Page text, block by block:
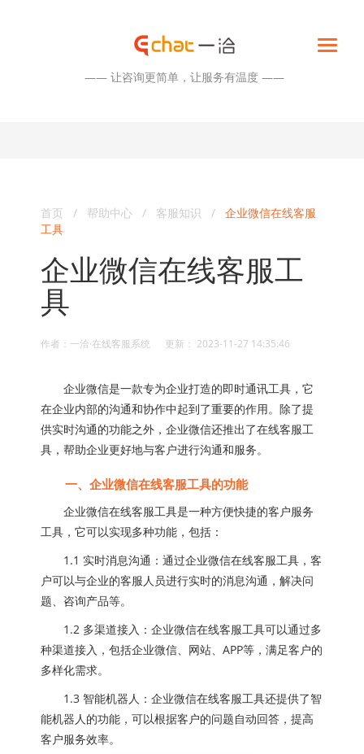
—— 让咨询更简单，让服务有温度 ——
首页 / 帮助中心 / 客服知识 / 企业微信在线客服
工具
企业微信在线客服工
具
作者：一洽·在线客服系统 更新： 2023-11-27 14:35:46
企业微信是一款专为企业打造的即时通讯工具，它
在企业内部的沟通和协作中起到了重要的作用。除了提
供实时沟通的功能之外，企业微信还推出了在线客服工
具，帮助企业更好地与客户进行沟通和服务。
一、企业微信在线客服工具的功能
企业微信在线客服工具是一种方便快捷的客户服务
工具，它可以实现多种功能，包括：
1.1 实时消息沟通：通过企业微信在线客服工具，客
户可以与企业的客服人员进行实时的消息沟通，解决问
题、咨询产品等。
1.2 多渠道接入：企业微信在线客服工具可以通过多
种渠道接入，包括企业微信、网站、APP等，满足客户的
多样化需求。
1.3 智能机器人：企业微信在线客服工具还提供了智
能机器人的功能，可以根据客户的问题自动回答，提高
客户服务效率。